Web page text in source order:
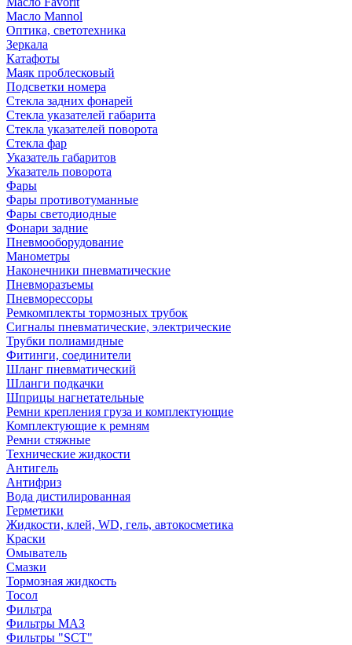
Масло Mannol
Оптика, светотехника
Зеркала
Катафоты
Маяк проблесковый
Подсветки номера
Стекла задних фонарей
Стекла указателей габарита
Стекла указателей поворота
Стекла фар
Указатель габаритов
Указатель поворота
Фары
Фары противотуманные
Фары светодиодные
Фонари задние
Пневмооборудование
Манометры
Наконечники пневматические
Пневморазъемы
Пневморессоры
Ремкомплекты тормозных трубок
Сигналы пневматические, электрические
Трубки полиамидные
Фитинги, соединители
Шланг пневматический
Шланги подкачки
Шприцы нагнетательные
Ремни крепления груза и комплектующие
Комплектующие к ремням
Ремни стяжные
Технические жидкости
Антигель
Антифриз
Вода дистилированная
Герметики
Жидкости, клей, WD, гель, автокосметика
Краски
Омыватель
Смазки
Тормозная жидкость
Тосол
Фильтра
Фильтры МАЗ
Фильтры "SCT"